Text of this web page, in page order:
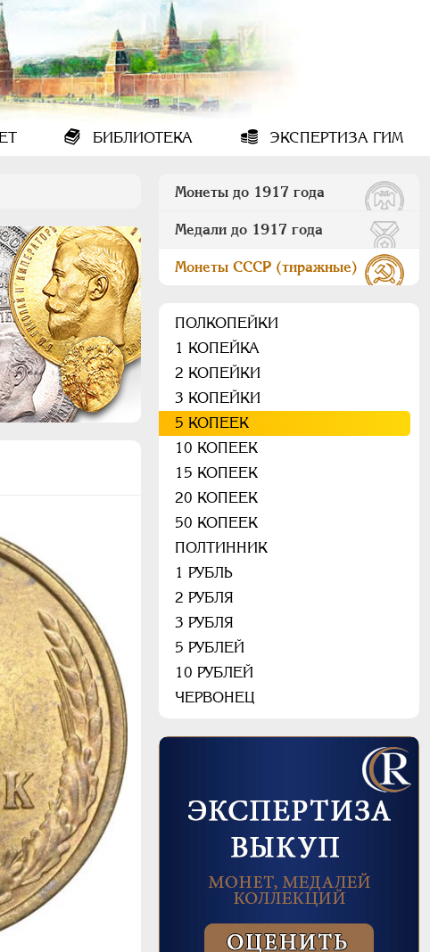
БИБЛИОТЕКА ЭКСПЕРТИЗА ГИМ
Монеты до 1917 года
Медали до 1917 года
Монеты СССР (тиражные)
ПОЛКОПЕЙКИ
1 КОПЕЙКА
2 КОПЕЙКИ
3 КОПЕЙКИ
5 КОПЕЕК
10 КОПЕЕК
15 КОПЕЕК
20 КОПЕЕК
50 КОПЕЕК
ПОЛТИННИК
1 РУБЛЬ
2 РУБЛЯ
3 РУБЛЯ
5 РУБЛЕЙ
10 РУБЛЕЙ
ЧЕРВОНЕЦ